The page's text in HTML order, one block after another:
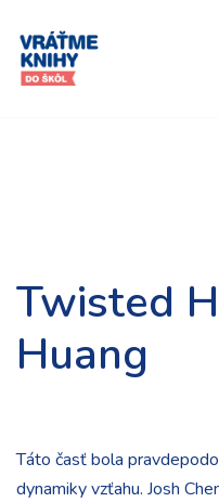
Preskočiť
na
Twisted
Huang
Táto časť bola
dynamiky vzťahu. Josh